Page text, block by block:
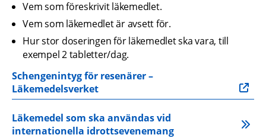
Vem som föreskrivit läkemedlet.
Vem som läkemedlet är avsett för.
Hur stor doseringen för läkemedlet ska vara, till
exempel 2 tabletter/dag.
Schengenintyg för resenärer –
Läkemedelsverket
Läkemedel som ska användas vid
internationella idrottsevenemang